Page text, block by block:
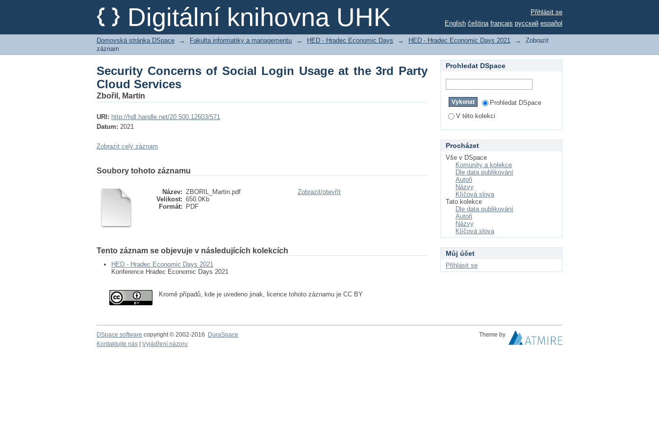
Digitální knihovna UHK
Security Concerns of Social Login Usage at the 3rd Party Cloud Services
Přihlásit se
English čeština français русский español
Domovská stránka DSpace → Fakulta informatiky a managementu → HED - Hradec Economic Days → HED - Hradec Economic Days 2021 →
Zobrazit
záznam
Security Concerns of Social Login Usage at the 3rd Party
Cloud Services
Zbořil, Martin
URI: http://hdl.handle.net/20.500.12603/571
Datum: 2021
Zobrazit celý záznam
Soubory tohoto záznamu
Název: ZBORIL_Martin.pdf
Velikost: 650.0Kb
Formát:
PDF
Zobrazit/otevřít
Tento záznam se objevuje v následujících kolekcích
HED - Hradec Economic Days 2021
Konference Hradec Economic Days 2021
Kromě případů, kde je uvedeno jinak, licence tohoto záznamu je CC BY
Prohledat DSpace
Prohledat DSpace
V této kolekci
Procházet
Vše v DSpace
Komunity a kolekce
Dle data publikování
Autoři
Názvy
Klíčová slova
Tato kolekce
Dle data publikování
Autoři
Názvy
Klíčová slova
Můj účet
Přihlásit se
DSpace software copyright © 2002-2016 DuraSpace
Theme by
Kontaktujte nás
Vyjádření názoru